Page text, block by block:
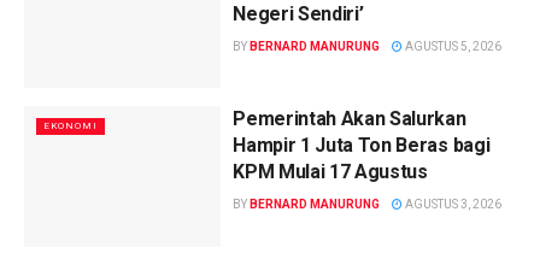
Negeri Sendiri’
BY BERNARD MANURUNG AGUSTUS 5, 2026
EKONOMI
Pemerintah Akan Salurkan
Hampir 1 Juta Ton Beras bagi
KPM Mulai 17 Agustus
BY BERNARD MANURUNG AGUSTUS 3, 2026